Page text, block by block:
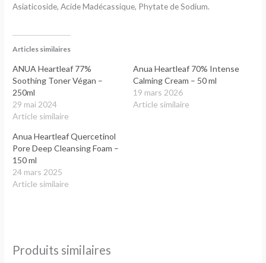
Asiaticoside, Acide Madécassique, Phytate de Sodium.
Articles similaires
ANUA Heartleaf 77%
Soothing Toner Végan –
250ml
29 mai 2024
Article similaire
Anua Heartleaf 70% Intense
Calming Cream – 50 ml
19 mars 2026
Article similaire
Anua Heartleaf Quercetinol
Pore Deep Cleansing Foam –
150 ml
24 mars 2025
Article similaire
Produits similaires